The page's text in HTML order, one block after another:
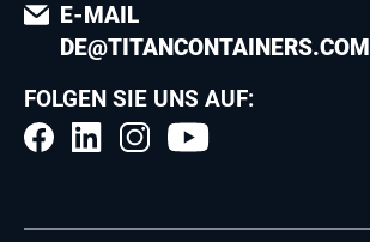
E-MAIL
DE@TITANCONTAINERS.COM
FOLGEN SIE UNS AUF: